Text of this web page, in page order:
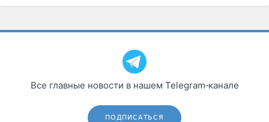
Все главные новости в нашем Telegram‑канале
ПОДПИСАТЬСЯ